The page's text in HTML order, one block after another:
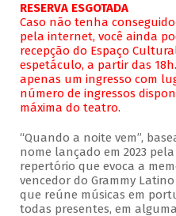
RESERVA ESGOTADA
Caso não tenha
pela internet, você ainda
recepção do Espaço
espetáculo, a partir das
apenas um ingresso com
número de ingressos
máxima do teatro.
“Quando a noite vem”,
nome lançado em 2023
repertório que evoca a
vencedor do Grammy
que reúne músicas em
todas presentes, em